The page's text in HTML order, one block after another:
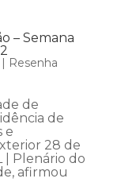
– Semana
Resenha
de
de
e
28 de
| Plenário do
afirmou